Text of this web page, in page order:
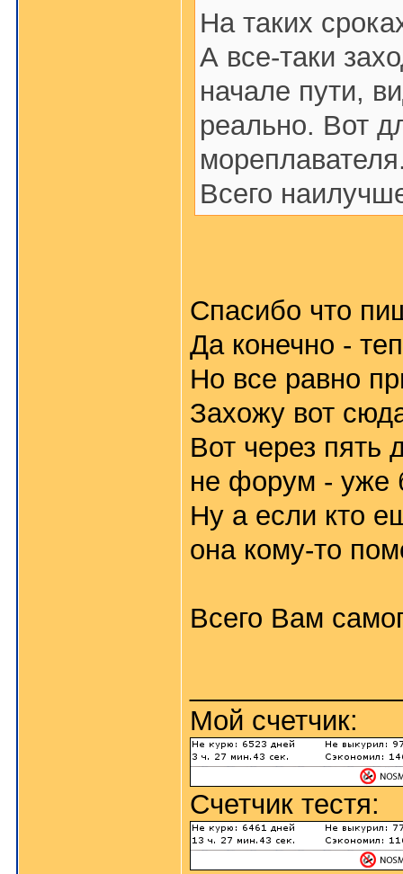
На таких
А все-таки
начале пути,
реально. Вот
Всего
Спасибо что
Да конечно -
Но все равно
Захожу вот
Вот через пять
не форум - уже
Ну а если кто
она кому-то
Всего Вам
Мой счетчик:
Счетчик тестя: